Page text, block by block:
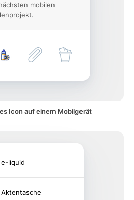
mobilen
Icon auf einem Mobilgerät
e-liquid
Aktentasche